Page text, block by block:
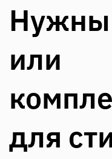
Нужны
или
для